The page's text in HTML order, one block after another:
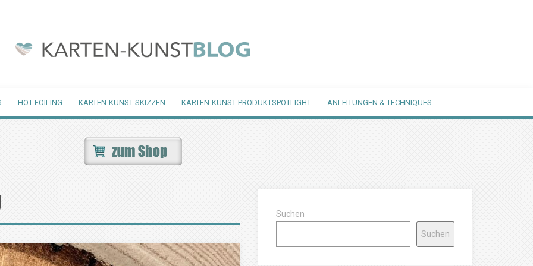
HOT FOILING KARTEN-KUNST SKIZZEN KARTEN-KUNST PRODUKTSPOTLIGHT ANLEITUNGEN & TECHNIQUES
Suchen
Suchen